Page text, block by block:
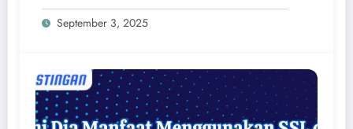
September 3, 2025